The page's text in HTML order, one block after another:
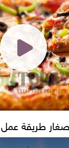
طريقة عمل